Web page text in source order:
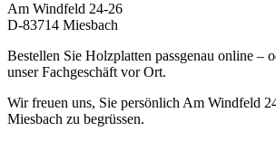
Am Windfeld 24-26
D-83714 Miesbach
Bestellen Sie Holzplatten passgenau online –
unser Fachgeschäft vor Ort.
Wir freuen uns, Sie persönlich Am Windfeld
Miesbach zu begrüssen.